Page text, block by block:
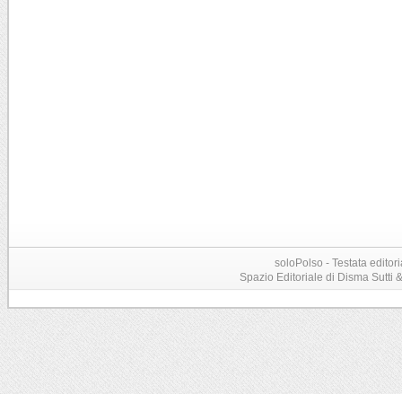
soloPolso - Testata
Spazio Editoriale di Disma Sutti